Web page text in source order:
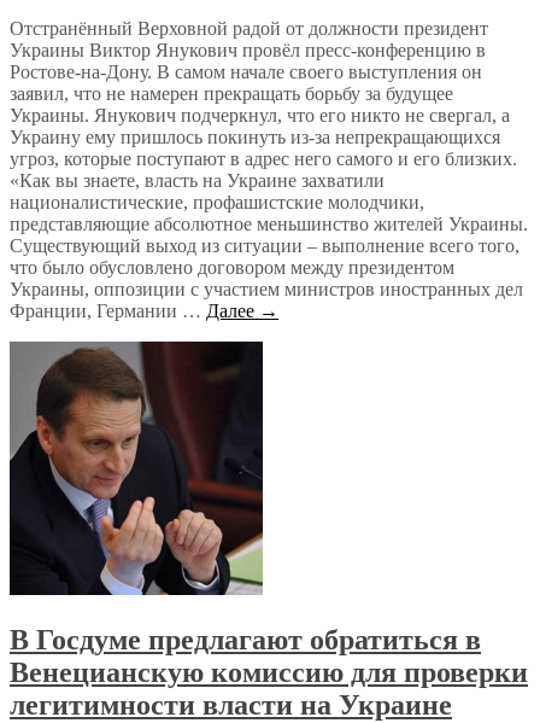
Отстранённый Верховной радой от должности президент
Украины Виктор Янукович провёл пресс-конференцию в
Ростове-на-Дону. В самом начале своего выступления он
заявил, что не намерен прекращать борьбу за будущее
Украины. Янукович подчеркнул, что его никто не свергал, а
Украину ему пришлось покинуть из-за непрекращающихся
угроз, которые поступают в адрес него самого и его близких.
«Как вы знаете, власть на Украине захватили
националистические, профашистские молодчики,
представляющие абсолютное меньшинство жителей Украины.
Существующий выход из ситуации – выполнение всего того,
что было обусловлено договором между президентом
Украины, оппозиции с участием министров иностранных дел
Франции, Германии … Далее →
В Госдуме предлагают обратиться в
Венецианскую комиссию для проверки
легитимности власти на Украине